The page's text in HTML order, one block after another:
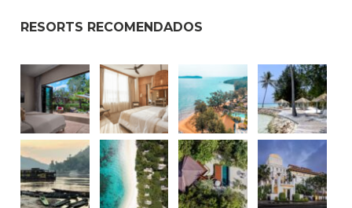
RESORTS RECOMENDADOS